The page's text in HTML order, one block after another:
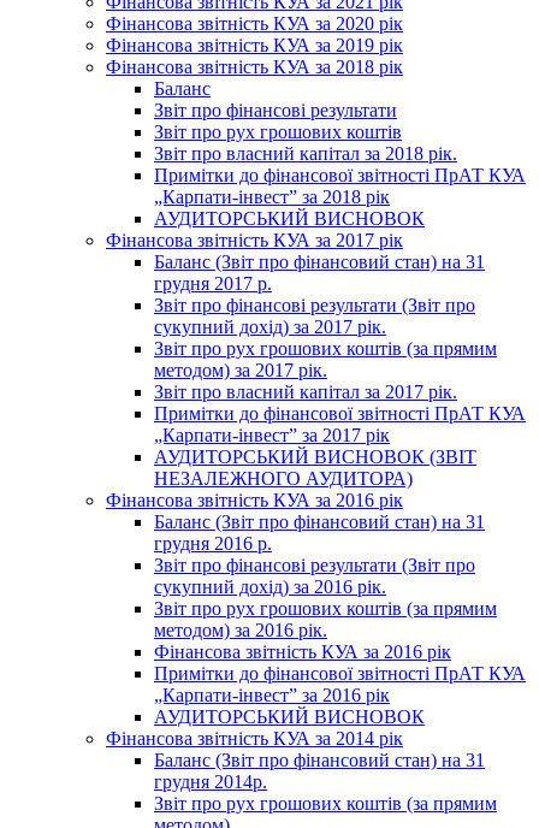
Фінансова звітність КУА за 2020 рік
Фінансова звітність КУА за 2019 рік
Фінансова звітність КУА за 2018 рік
Баланс
Звіт про фінансові результати
Звіт про рух грошових коштів
Звіт про власний капітал за 2018 рік.
Примітки до фінансової звітності ПрАТ КУА
„Карпати-інвест” за 2018 рік
АУДИТОРСЬКИЙ ВИСНОВОК
Фінансова звітність КУА за 2017 рік
Баланс (Звіт про фінансовий стан) на 31
грудня 2017 р.
Звіт про фінансові результати (Звіт про
сукупний дохід) за 2017 рік.
Звіт про рух грошових коштів (за прямим
методом) за 2017 рік.
Звіт про власний капітал за 2017 рік.
Примітки до фінансової звітності ПрАТ КУА
„Карпати-інвест” за 2017 рік
АУДИТОРСЬКИЙ ВИСНОВОК (ЗВІТ
НЕЗАЛЕЖНОГО АУДИТОРА)
Фінансова звітність КУА за 2016 рік
Баланс (Звіт про фінансовий стан) на 31
грудня 2016 р.
Звіт про фінансові результати (Звіт про
сукупний дохід) за 2016 рік.
Звіт про рух грошових коштів (за прямим
методом) за 2016 рік.
Фінансова звітність КУА за 2016 рік
Примітки до фінансової звітності ПрАТ КУА
„Карпати-інвест” за 2016 рік
АУДИТОРСЬКИЙ ВИСНОВОК
Фінансова звітність КУА за 2014 рік
Баланс (Звіт про фінансовий стан) на 31
грудня 2014р.
Звіт про рух грошових коштів (за прямим